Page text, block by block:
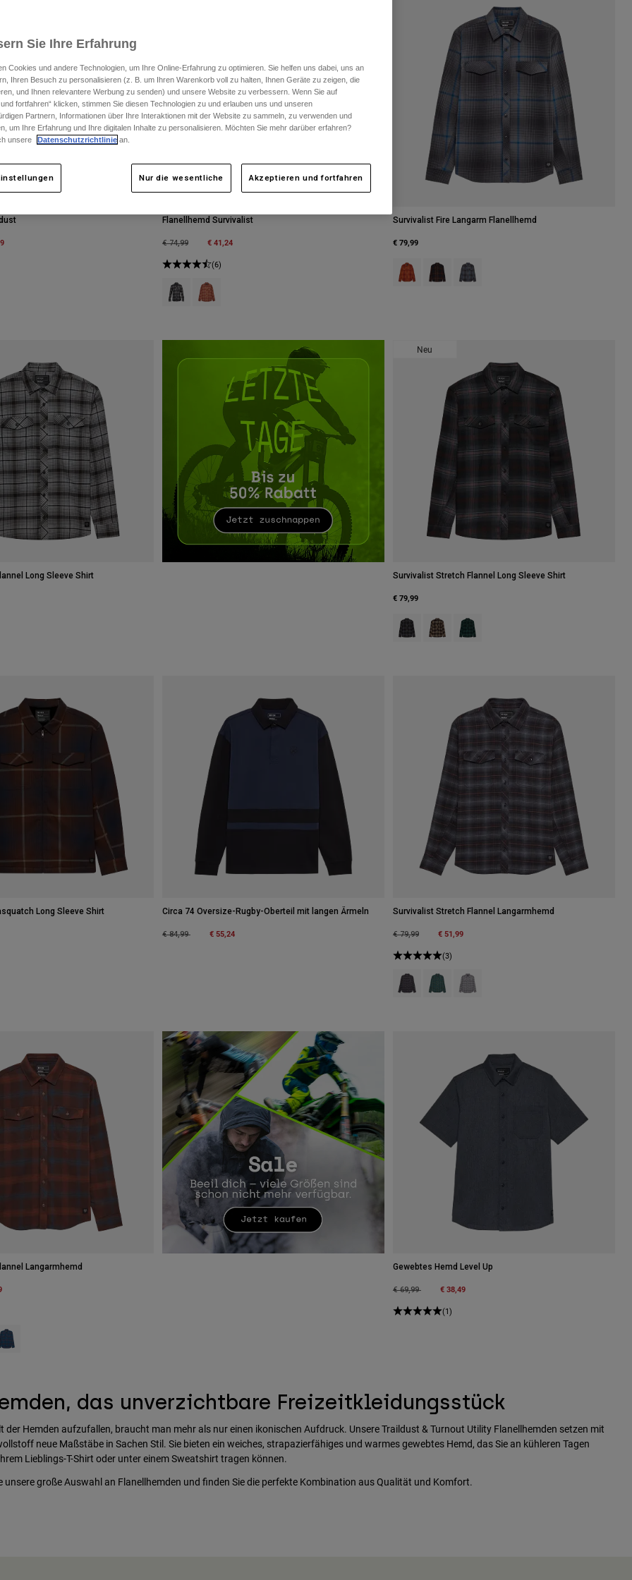
Flanellhemd Survivalist
Price reduced from
€ 74,99to € 41,24
(6)
Product swatch type of Schwarz.
Product swatch type of Rostbraun.
Survivalist Fire Langarm Flanellhemd
€ 79,99
Product swatch type of Cognac Grün.
Product swatch type of Dunkelbraun.
Product swatch type of Dunkles
Long Sleeve Shirt
of Stahlgrau.
type of Amber Scarlet.
Neu
Survivalist Stretch Flannel Long Sleeve Shirt
€ 79,99
Product swatch type of Schwarz.
Product swatch type of Braun Zucker.
Product swatch type of Deep Fern.
Long Sleeve Shirt
of Dunkelbraun.
type of Dunkles Schattengrau.
Circa 74 Oversize-Rugby-Oberteil mit langen Ärmeln
Price reduced from
€ 84,99to € 55,24
Survivalist Stretch Flannel Langarmhemd
Price reduced from
€ 79,99to € 51,99
(3)
Product swatch type of Schwarz.
Product swatch type of Dunkel Salbei Grün.
Product swatch type of Hellgrau.
Langarmhemd
of Dunkelbraun.
type of Dunkles Schattengrau.
swatch type of Mitternachtsblau.
Gewebtes Hemd Level Up
Price reduced from
€ 69,99to € 38,49
(1)
das unverzichtbare Freizeitkleidungsstück
der Hemden aufzufallen, braucht man mehr als nur einen ikonischen Aufdruck. Unsere Traildust & Turnout Utility Flanellhemden setzen mit
neue Maßstäbe in Sachen Stil. Sie bieten ein weiches, strapazierfähiges und warmes gewebtes Hemd, das Sie an kühleren Tagen
Lieblings-T-Shirt oder unter einem Sweatshirt tragen können.
unsere große Auswahl an Flanellhemden und finden Sie die perfekte Kombination aus Qualität und Komfort.
Sie Ihre Erfahrung
Cookies und andere Technologien, um Ihre Online-Erfahrung zu optimieren. Sie helfen uns dabei, uns an
Ihren Besuch zu personalisieren (z. B. um Ihren Warenkorb voll zu halten, Ihnen Geräte zu zeigen, die
und Ihnen relevantere Werbung zu senden) und unsere Website zu verbessern. Wenn Sie auf
und fortfahren“ klicken, stimmen Sie diesen Technologien zu und erlauben uns und unseren
Partnern, Informationen über Ihre Interaktionen mit der Website zu sammeln, zu verwenden und
um Ihre Erfahrung und Ihre digitalen Inhalte zu personalisieren. Möchten Sie mehr darüber erfahren?
unsere
Datenschutzrichtlinie an.
Nur die wesentliche Akzeptieren und fortfahren